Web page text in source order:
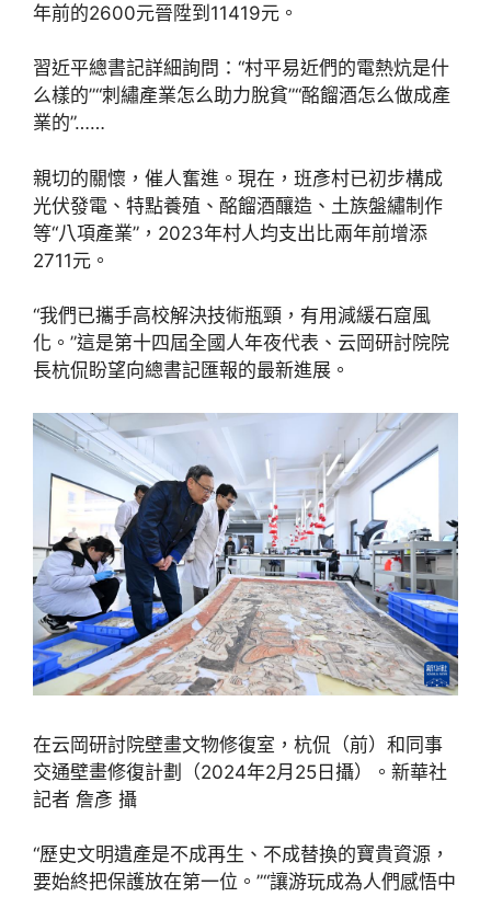
年前的2600元晉陞到11419元。
習近平總書記詳細詢問：“村平易近們的電熱炕是什
么樣的”“刺繡產業怎么助力脫貧”“酩餾酒怎么做成產
業的”……
親切的關懷，催人奮進。現在，班彥村已初步構成
光伏發電、特點養殖、酩餾酒釀造、土族盤繡制作
等“八項產業”，2023年村人均支出比兩年前增添
2711元。
“我們已攜手高校解決技術瓶頸，有用減緩石窟風
化。”這是第十四屆全國人年夜代表、云岡研討院院
長杭侃盼望向總書記匯報的最新進展。
在云岡研討院壁畫文物修復室，杭侃（前）和同事
交通壁畫修復計劃（2024年2月25日攝）。新華社
記者 詹彥 攝
“歷史文明遺產是不成再生、不成替換的寶貴資源，
要始終把保護放在第一位。”“讓游玩成為人們感悟中